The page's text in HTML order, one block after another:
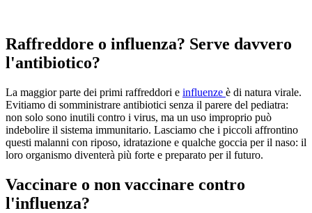
Raffreddore o influenza? Serve davvero
l'antibiotico?
La maggior parte dei primi raffreddori e influenze è di natura virale.
Evitiamo di somministrare antibiotici senza il parere del pediatra:
non solo sono inutili contro i virus, ma un uso improprio può
indebolire il sistema immunitario. Lasciamo che i piccoli affrontino
questi malanni con riposo, idratazione e qualche goccia per il naso: il
loro organismo diventerà più forte e preparato per il futuro.
Vaccinare o non vaccinare contro
l'influenza?